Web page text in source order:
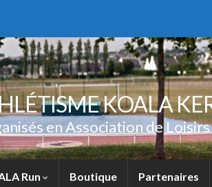
KOALA
en Association de
Run Boutique Partenaires